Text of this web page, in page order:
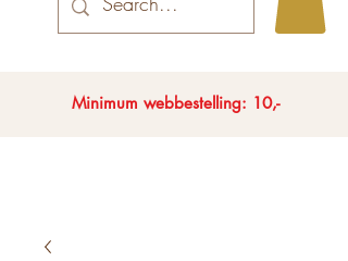
Minimum webbestelling: 10,-